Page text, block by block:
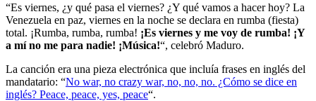
“Es viernes, ¿y qué pasa el viernes? ¿Y qué vamos a hacer hoy? La
Venezuela en paz, viernes en la noche se declara en rumba (fiesta)
total. ¡Rumba, rumba, rumba! ¡Es viernes y me voy de rumba! ¡Y
a mí no me para nadie! ¡Música!“, celebró Maduro.
La canción era una pieza electrónica que incluía frases en inglés del
mandatario: “No war, no crazy war, no, no, no. ¿Cómo se dice en
inglés? Peace, peace, yes, peace“.